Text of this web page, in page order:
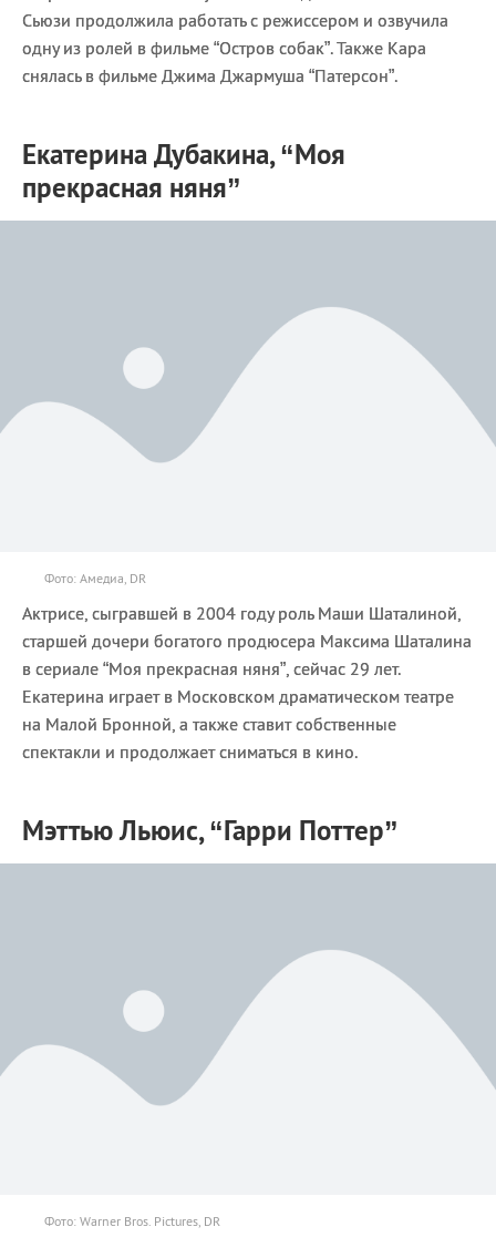
Сьюзи продолжила работать с режиссером и озвучила
одну из ролей в фильме “Остров собак”. Также Кара
снялась в фильме Джима Джармуша “Патерсон”.
Екатерина Дубакина, “Моя
прекрасная няня”
Фото: Амедиа, DR
Актрисе, сыгравшей в 2004 году роль Маши Шаталиной,
старшей дочери богатого продюсера Максима Шаталина
в сериале “Моя прекрасная няня”, сейчас 29 лет.
Екатерина играет в Московском драматическом театре
на Малой Бронной, а также ставит собственные
спектакли и продолжает сниматься в кино.
Мэттью Льюис, “Гарри Поттер”
Фото: Warner Bros. Pictures, DR